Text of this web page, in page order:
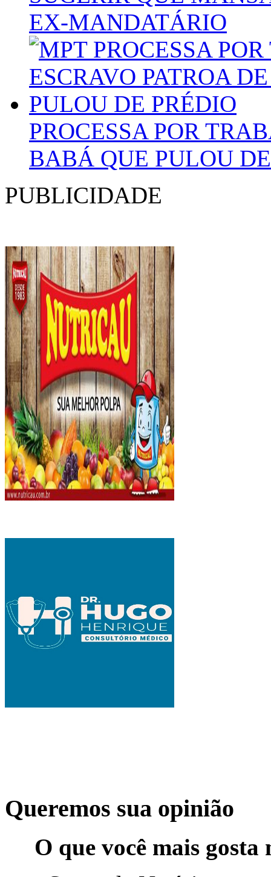
EX-MANDATÁRIO
PROCESSA POR
BABÁ QUE PULOU
PUBLICIDADE
Queremos sua opinião
O que você mais